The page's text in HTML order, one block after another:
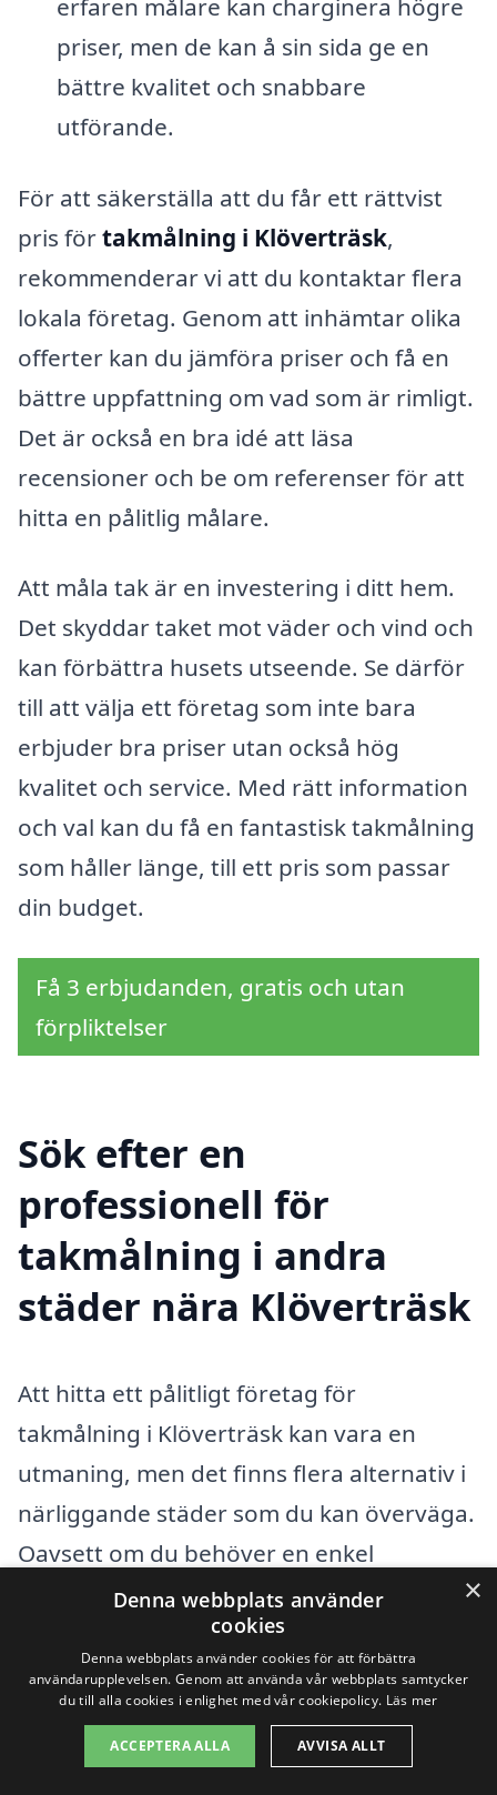
erfaren målare kan charginera högre
priser, men de kan å sin sida ge en
bättre kvalitet och snabbare
utförande.
För att säkerställa att du får ett rättvist
pris förtakmålning i Klöverträsk,
rekommenderar vi att du kontaktar flera
lokala företag. Genom att inhämtar olika
offerter kan du jämföra priser och få en
bättre uppfattning om vad som är rimligt.
Det är också en bra idé att läsa
recensioner och be om referenser för att
hitta en pålitlig målare.
Att måla tak är en investering i ditt hem.
Det skyddar taket mot väder och vind och
kan förbättra husets utseende. Se därför
till att välja ett företag som inte bara
erbjuder bra priser utan också hög
kvalitet och service. Med rätt information
och val kan du få en fantastisk takmålning
som håller länge, till ett pris som passar
din budget.
Få 3 erbjudanden, gratis och utan
förpliktelser
Sök efter en
professionell för
takmålning i andra
städer nära Klöverträsk
Att hitta ett pålitligt företag för
takmålning i Klöverträsk kan vara en
utmaning, men det finns flera alternativ i
närliggande städer som du kan överväga.
Oavsett om du behöver en enkel
takmålning eller en mer omfattande
tjänst, kan du dra nytta av att jämföra
olika erbjudanden från professionella
målare i området.
×
Denna webbplats använder
cookies
Denna webbplats använder cookies för att förbättra
användarupplevelsen. Genom att använda vår webbplats samtycker
du till alla cookies i enlighet med vår cookiepolicy. Läs mer
ACCEPTERA ALLA AVVISA ALLT